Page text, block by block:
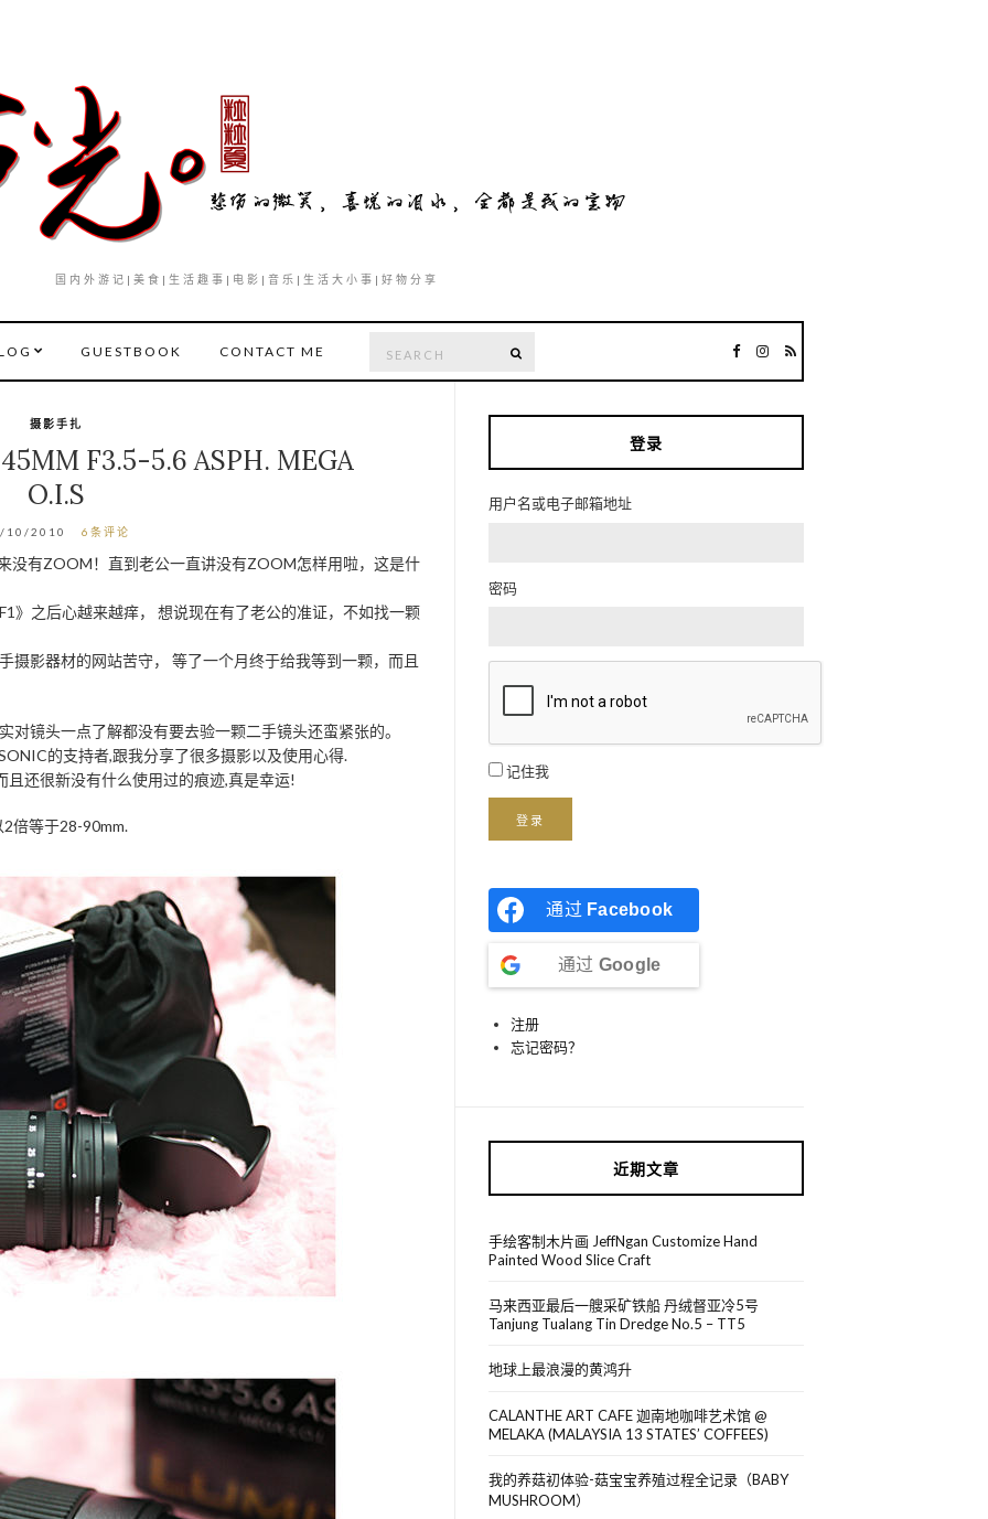
国内外游记|美食|生活趣事|电影|音乐|生活大小事|好物分享
GUESTBOOK CONTACT ME
摄影手扎
F3.5-5.6 ASPH. MEGA
O.I.S
10/2010 6条评论
没有ZOOM！直到老公一直讲没有ZOOM怎样用啦，这是什
》之后心越来越痒， 想说现在有了老公的准证，不如找一颗
摄影器材的网站苦守， 等了一个月终于给我等到一颗，而且
镜头一点了解都没有要去验一颗二手镜头还蛮紧张的。
的支持者,跟我分享了很多摄影以及使用心得.
还很新没有什么使用过的痕迹,真是幸运!
倍等于28-90mm.
登录
用户名或电子邮箱地址
密码
记住我
登录
通过 Facebook
通过 Google
注册
忘记密码？
近期文章
手绘客制木片画 JeffNgan Customize Hand
Painted Wood Slice Craft
马来西亚最后一艘采矿铁船 丹绒督亚冷5号
Tanjung Tualang Tin Dredge No.5 – TT5
地球上最浪漫的黄鸿升
CALANTHE ART CAFE 迦南地咖啡艺术馆 @
MELAKA (MALAYSIA 13 STATES’ COFFEES)
我的养菇初体验-菇宝宝养殖过程全记录（BABY
MUSHROOM）